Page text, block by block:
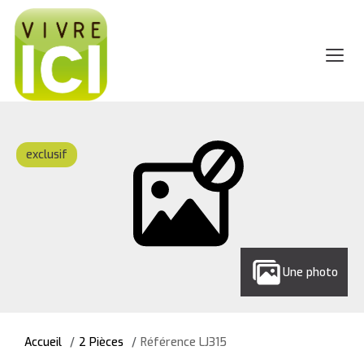
exclusif
Une photo
Accueil 2 Pièces Référence LJ315